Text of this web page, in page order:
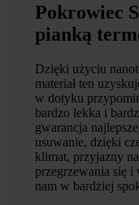
Pokrowiec
pianką
Dzięki użyciu
materiał ten
w dotyku
bardzo lekka i
gwarancja
usuwanie, dzięki
klimat, przyjazny
przegrzewania się i
nam w bardziej